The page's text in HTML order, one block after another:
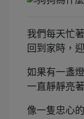
我們每天忙
回到家時，
如果有一盞燈
一直靜靜亮著
像一隻忠心